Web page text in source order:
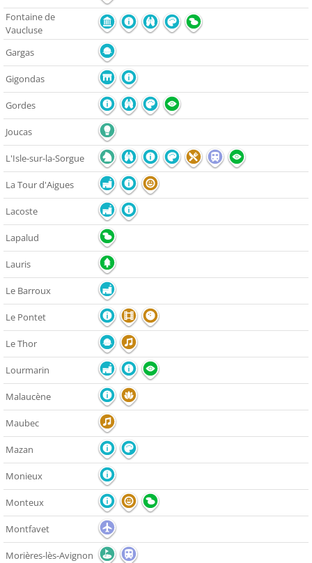
Fontaine de
Vaucluse
Gargas
Gigondas
Gordes
Joucas
L'Isle-sur-la-Sorgue
La Tour d'Aigues
Lacoste
Lapalud
Lauris
Le Barroux
Le Pontet
Le Thor
Lourmarin
Malaucène
Maubec
Mazan
Monieux
Monteux
Montfavet
Morières-lès-Avignon